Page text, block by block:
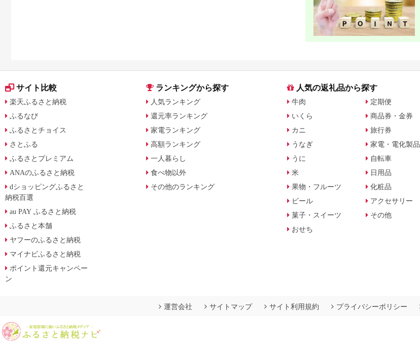
サイト比較
楽天ふるさと納税
ふるなび
ふるさとチョイス
さとふる
ふるさとプレミアム
ANAのふるさと納税
dショッピングふるさと
納税百選
au PAY ふるさと納税
ふるさと本舗
ヤフーのふるさと納税
マイナビふるさと納税
ポイント還元キャンペー
ン
ランキングから探す
人気ランキング
還元率ランキング
家電ランキング
高額ランキング
一人暮らし
食べ物以外
その他のランキング
人気の返礼品から探す
牛肉
いくら
カニ
うなぎ
うに
米
果物・フルーツ
ビール
菓子・スイーツ
おせち
定期便
商品券・金券
旅行券
家電・電化製品
自転車
日用品
化粧品
アクセサリー
その他
運営会社 サイトマップ サイト利用規約 プライバシーポリシー